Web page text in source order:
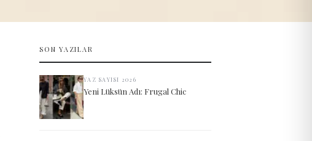
SON YAZILAR
YAZ SAYISI 2026
Yeni Lüksün Adı: Frugal Chic